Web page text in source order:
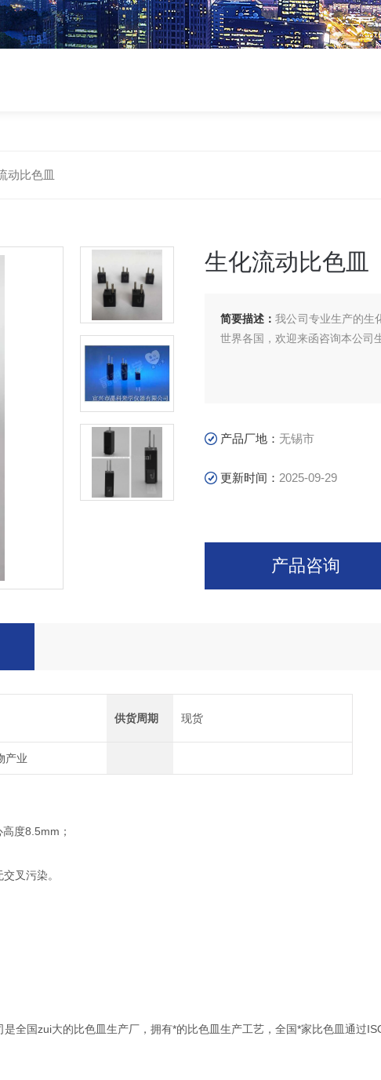
动比色皿
生化流动比色皿
简要描述：我公司专业生产的生
世界各国，欢迎来函咨询本公司
产品厂地： 无锡市
更新时间： 2025-09-29
产品咨询
供货周期 现货
产业
度8.5mm；
叉污染。
全国zui大的比色皿生产厂，拥有*的比色皿生产工艺，全国*家比色皿通过